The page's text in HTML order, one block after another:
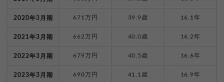
2020年3月期 671万円 39.9歳 16.1年
2021年3月期 662万円 40.0歳 16.2年
2022年3月期 679万円 40.5歳 16.6年
2023年3月期 690万円 41.1歳 16.9年